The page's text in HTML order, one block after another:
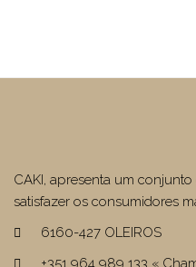
CAKI, apresenta um
satisfazer os consumidores
6160-427 OLEIROS
+351 964 989 133 «